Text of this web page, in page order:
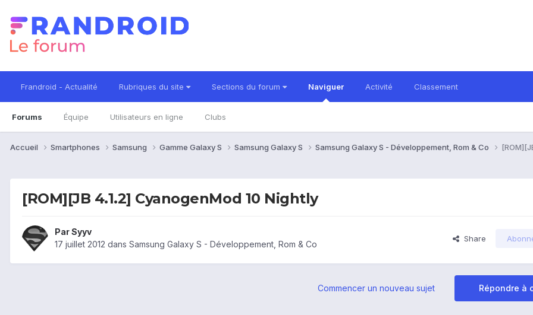
Frandroid - Actualité Rubriques du site Sections du forum Naviguer
Forums Équipe Utilisateurs en ligne Clubs
Activité Classement
Accueil Smartphones Samsung Gamme Galaxy S Samsung Galaxy S Samsung Galaxy S - Développement, Rom & Co
[ROM][JB 4.1.2] CyanogenMod 10 Nightly
ParSyyv
17 juillet 2012 dans Samsung Galaxy S - Développement, Rom & Co
Share
Répondre à
Commencer un nouveau sujet